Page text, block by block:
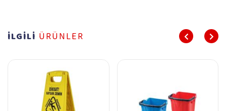
İLGİLİ ÜRÜNLER